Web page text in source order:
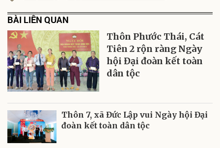
BÀI LIÊN QUAN
Thôn Phước Thái, Cát
Tiên 2 rộn ràng Ngày
hội Đại đoàn kết toàn
dân tộc
Thôn 7, xã Đức Lập vui Ngày hội Đại
đoàn kết toàn dân tộc